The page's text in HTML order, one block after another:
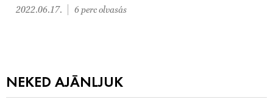
2022.06.17. 6 perc olvasás
NEKED AJÁNLJUK